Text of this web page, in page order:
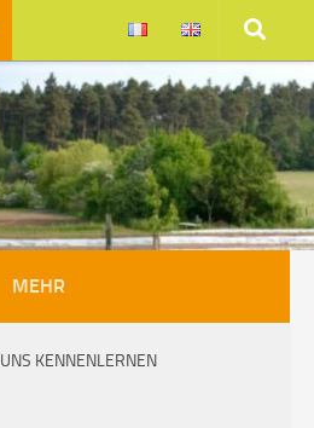
MEHR
UNS KENNENLERNEN